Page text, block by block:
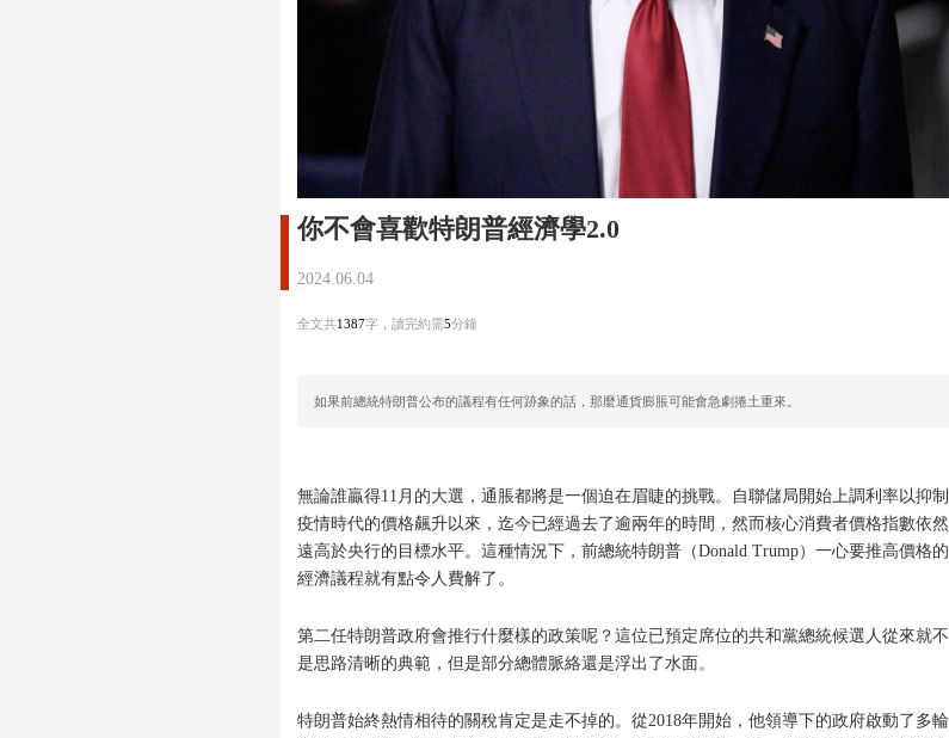
你不會喜歡特朗普經濟學2.0
2024.06.04
全文共1387字，讀完約需5分鐘
如果前總統特朗普公布的議程有任何跡象的話，那麼通貨膨脹可能會急劇捲土重來。
無論誰贏得11月的大選，通脹都將是一個迫在眉睫的挑戰。自聯儲局開始上調利率以抑制
疫情時代的價格飆升以來，迄今已經過去了逾兩年的時間，然而核心消費者價格指數依然
遠高於央行的目標水平。這種情況下，前總統特朗普（Donald Trump）一心要推高價格的
經濟議程就有點令人費解了。
第二任特朗普政府會推行什麼樣的政策呢？這位已預定席位的共和黨總統候選人從來就不
是思路清晰的典範，但是部分總體脈絡還是浮出了水面。
特朗普始終熱情相待的關稅肯定是走不掉的。從2018年開始，他領導下的政府啟動了多輪